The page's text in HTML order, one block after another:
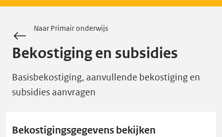
Naar Primair onderwijs
Bekostiging en subsidies
Basisbekostiging, aanvullende bekostiging en
subsidies aanvragen
Bekostigingsgegevens bekijken